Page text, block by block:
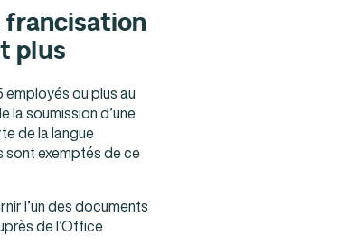
francisation
plus
ou plus au
soumission d’une
de la langue
sont exemptés de ce
l’un des documents
de l’Office